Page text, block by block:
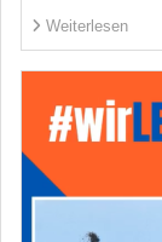
Weiterlesen